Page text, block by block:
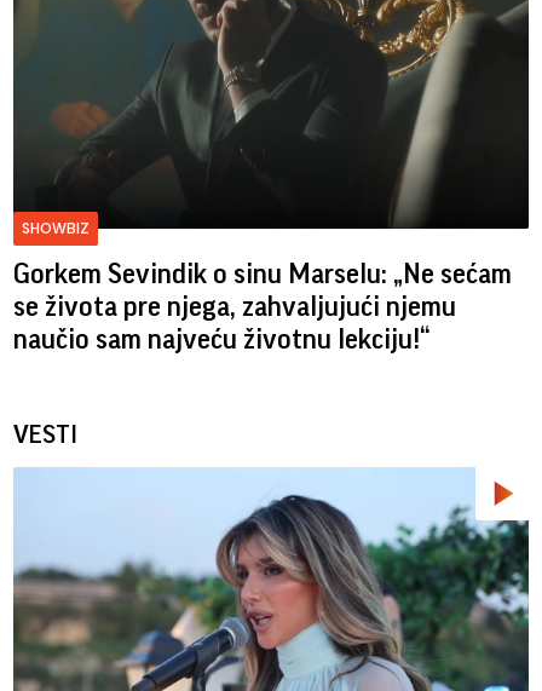
SHOWBIZ
Gorkem Sevindik o sinu Marselu: „Ne sećam
se života pre njega, zahvaljujući njemu
naučio sam najveću životnu lekciju!“
VESTI